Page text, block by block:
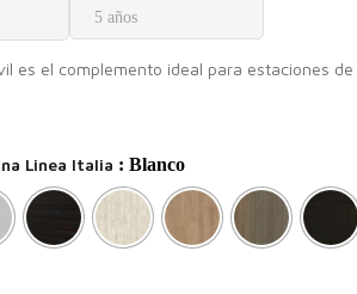
5 años
es el complemento ideal para estaciones
Linea Italia : Blanco